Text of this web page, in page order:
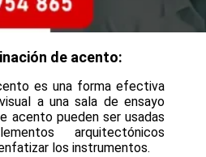
de acento:
es una forma efectiva
a una sala de ensayo
acento pueden ser usadas
arquitectónicos
los instrumentos.